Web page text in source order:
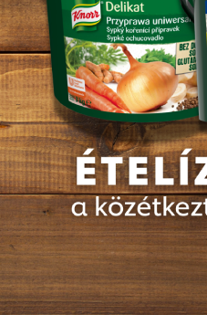
Sütőpor 15 gr
"Dé"
Cikkszám:
410000037023
Nettó ár: 63
Ft/db
Részletek